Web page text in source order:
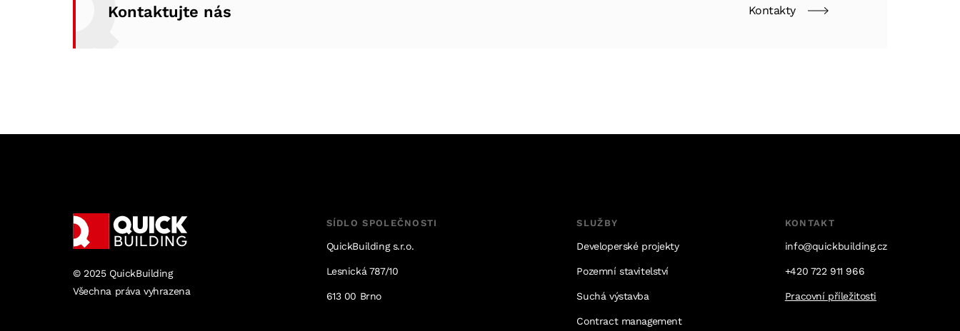
Kontaktujte nás Kontakty
© 2025 QuickBuilding
Všechna práva vyhrazena
SÍDLO SPOLEČNOSTI
QuickBuilding s.r.o.
Lesnická 787/10
613 00 Brno
SLUŽBY
Developerské projekty
Pozemní stavitelství
Suchá výstavba
Contract management
KONTAKT
info@quickbuilding.cz
+420 722 911 966
Pracovní příležitosti